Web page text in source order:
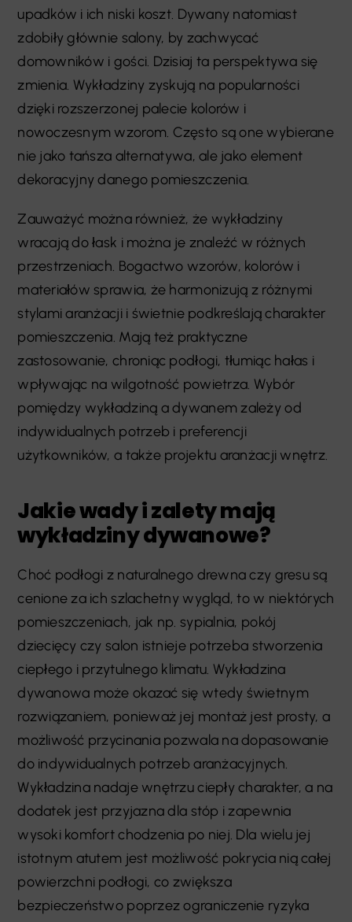
upadków i ich niski koszt. Dywany natomiast
zdobiły głównie salony, by zachwycać
domowników i gości. Dzisiaj ta perspektywa się
zmienia. Wykładziny zyskują na popularności
dzięki rozszerzonej palecie kolorów i
nowoczesnym wzorom. Często są one wybierane
nie jako tańsza alternatywa, ale jako element
dekoracyjny danego pomieszczenia.
Zauważyć można również, że wykładziny
wracają do łask i można je znaleźć w różnych
przestrzeniach. Bogactwo wzorów, kolorów i
materiałów sprawia, że harmonizują z różnymi
stylami aranżacji i świetnie podkreślają charakter
pomieszczenia. Mają też praktyczne
zastosowanie, chroniąc podłogi, tłumiąc hałas i
wpływając na wilgotność powietrza. Wybór
pomiędzy wykładziną a dywanem zależy od
indywidualnych potrzeb i preferencji
użytkowników, a także projektu aranżacji wnętrz.
Jakie wady i zalety mają
wykładziny dywanowe?
Choć podłogi z naturalnego drewna czy gresu są
cenione za ich szlachetny wygląd, to w niektórych
pomieszczeniach, jak np. sypialnia, pokój
dziecięcy czy salon istnieje potrzeba stworzenia
ciepłego i przytulnego klimatu. Wykładzina
dywanowa może okazać się wtedy świetnym
rozwiązaniem, ponieważ jej montaż jest prosty, a
możliwość przycinania pozwala na dopasowanie
do indywidualnych potrzeb aranżacyjnych.
Wykładzina nadaje wnętrzu ciepły charakter, a na
dodatek jest przyjazna dla stóp i zapewnia
wysoki komfort chodzenia po niej. Dla wielu jej
istotnym atutem jest możliwość pokrycia nią całej
powierzchni podłogi, co zwiększa
bezpieczeństwo poprzez ograniczenie ryzyka